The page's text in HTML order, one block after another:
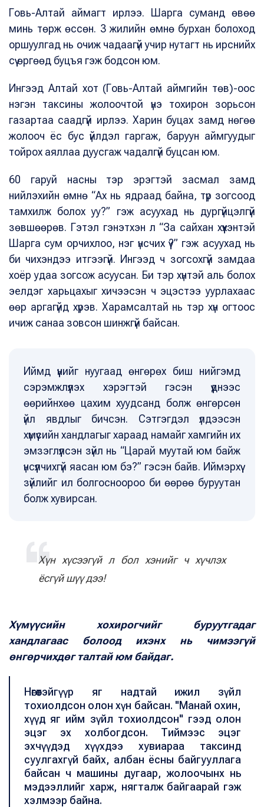
Говь-Алтай аймагт ирлээ. Шарга суманд өвөө
минь төрж өссөн. 3 жилийн өмнө бурхан болоход
оршуулгад нь очиж чадаагүй учир нутагт нь ирснийх
сүү өргөөд буцъя гэж бодсон юм.
Ингээд Алтай хот (Говь-Алтай аймгийн төв)-оос
нэгэн таксины жолоочтой үнэ тохирон зорьсон
газартаа саадгүй ирлээ. Харин буцах замд нөгөө
жолооч ёс бус үйлдэл гаргаж, баруун аймгуудыг
тойрох аяллаа дуусгаж чадалгүй буцсан юм.
60 гаруй насны тэр эрэгтэй засмал замд
нийлэхийн өмнө “Ах нь ядраад байна, түр зогсоод
тамхилж болох уу?” гэж асуухад нь дургүйцэлгүй
зөвшөөрөв. Гэтэл гэнэтхэн л “За сайхан хүүхэнтэй
Шарга сум орчихлоо, нэг үнсчих үү?” гэж асуухад нь
би чихэндээ итгээгүй. Ингээд ч зогсохгүй замдаа
хоёр удаа зогсож асуусан. Би тэр хүнтэй аль болох
эелдэг харьцахыг хичээсэн ч эцэстээ уурлахаас
өөр аргагүйд хүрэв. Харамсалтай нь тэр хүн огтоос
ичиж санаа зовсон шинжгүй байсан.
Иймд үүнийг нуугаад өнгөрөх биш нийгэмд
сэрэмжлүүлэх хэрэгтэй гэсэн үүднээс
өөрийнхөө цахим хуудсанд болж өнгөрсөн
үйл явдлыг бичсэн. Сэтгэгдэл үлдээсэн
хүмүүсийн хандлагыг хараад намайг хамгийн их
эмзэглүүлсэн зүйл нь “Царай муутай юм байж
үнсүүлчихгүй яасан юм бэ?” гэсэн байв. Иймэрхүү
зүйлийг ил болгосноороо би өөрөө буруутан
болж хувирсан.
Хүн хүсээгүй л бол хэнийг ч хүчлэх
ёсгүй шүү дээ!
Хүмүүсийн хохирогчийг буруутгадаг
хандлагаас болоод ихэнх нь чимээгүй
өнгөрчихдөг талтай юм байдаг.
Нөгөөтэйгүүр яг надтай ижил зүйл
тохиолдсон олон хүн байсан. "Манай охин,
хүүд яг ийм зүйл тохиолдсон" гээд олон
эцэг эх холбогдсон. Тиймээс эцэг
эхчүүдэд хүүхдээ хувиараа таксинд
суулгахгүй байх, албан ёсны байгууллага
байсан ч машины дугаар, жолоочынх нь
мэдээллийг харж, нягталж байгаарай гэж
хэлмээр байна.